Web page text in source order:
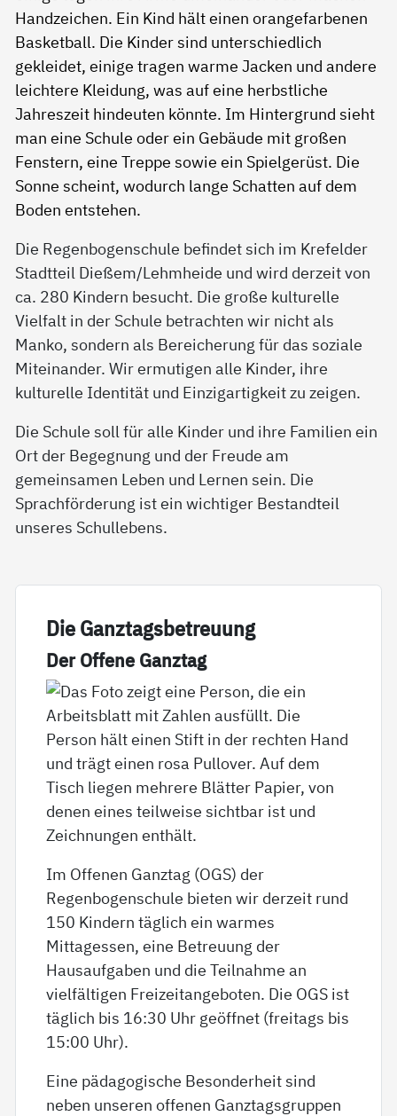
Die Regenbogenschule befindet sich im Krefelder
Stadtteil Dießem/Lehmheide und wird derzeit von
ca. 280 Kindern besucht. Die große kulturelle
Vielfalt in der Schule betrachten wir nicht als
Manko, sondern als Bereicherung für das soziale
Miteinander. Wir ermutigen alle Kinder, ihre
kulturelle Identität und Einzigartigkeit zu zeigen.
Die Schule soll für alle Kinder und ihre Familien ein
Ort der Begegnung und der Freude am
gemeinsamen Leben und Lernen sein. Die
Sprachförderung ist ein wichtiger Bestandteil
unseres Schullebens.
Die Gan­z­­tags­­be­t­­reu­ung
Der Of­fe­ne Ganz­tag
Im Offenen Ganztag (OGS) der
Regenbogenschule bieten wir derzeit rund
150 Kindern täglich ein warmes
Mittagessen, eine Betreuung der
Hausaufgaben und die Teilnahme an
vielfältigen Freizeitangeboten. Die OGS ist
täglich bis 16:30 Uhr geöffnet (freitags bis
15:00 Uhr).
Eine pädagogische Besonderheit sind
neben unseren offenen Ganztagsgruppen